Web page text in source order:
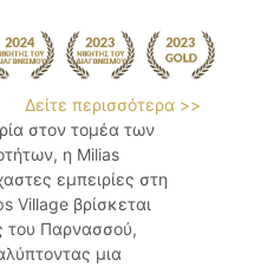
Δείτε περισσότερα >>
στον τομέα των
η Milias
εμπειρίες στη
Village βρίσκεται
του Παρνασσού,
μια